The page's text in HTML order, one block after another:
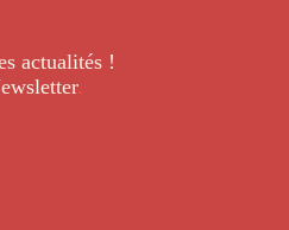
actualités !
.